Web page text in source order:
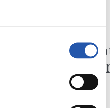
Une